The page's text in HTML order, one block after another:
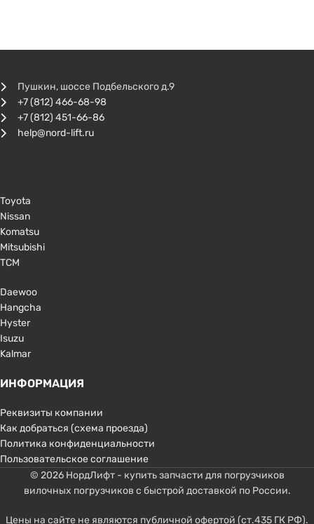
Пушкин, шоссе Подбельского д.9
+7 (812) 466-68-98
+7 (812) 451-66-86
help@nord-lift.ru
Toyota
Nissan
Komatsu
Mitsubishi
TCM
Daewoo
Hangcha
Hyster
Isuzu
Kalmar
ИНФОРМАЦИЯ
Реквизиты компании
Как добраться (схема проезда)
Политика конфиденциальности
Пользовательское соглашение
© 2026 НордЛифт - купить запчасти для погрузчиков
вилочных погрузчиков с быстрой доставкой по России.
Цены на сайте не являются публичной офертой (ст.435 ГК РФ).